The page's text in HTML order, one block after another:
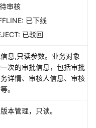
审核
已下线
已驳回
息,只读参数。业务对象
次的审批信息，包括审批
详情、审核人信息、审核
。
本管理，只读。